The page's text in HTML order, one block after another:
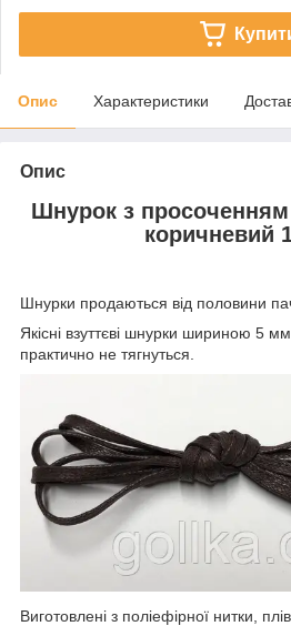
Опис Характеристики
Опис
Шнурок з
коричневий
Шнурки продаються від половини
Якісні взуттєві шнурки шириною 5
практично не тягнуться.
Виготовлені з поліефірної нитки,